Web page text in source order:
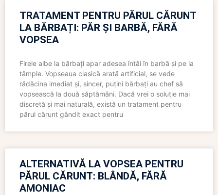
TRATAMENT PENTRU PĂRUL CĂRUNT
LA BĂRBAȚI: PĂR ȘI BARBĂ, FĂRĂ
VOPSEA
Firele albe la bărbați apar adesea întâi în barbă și pe la
tâmple. Vopseaua clasică arată artificial, se vede
rădăcina imediat și, sincer, puțini bărbați au chef să
vopsească la două săptămâni. Dacă vrei o soluție mai
discretă și mai naturală, există un tratament pentru
părul cărunt gândit exact pentru
ALTERNATIVĂ LA VOPSEA PENTRU
PĂRUL CĂRUNT: BLÂNDĂ, FĂRĂ
AMONIAC